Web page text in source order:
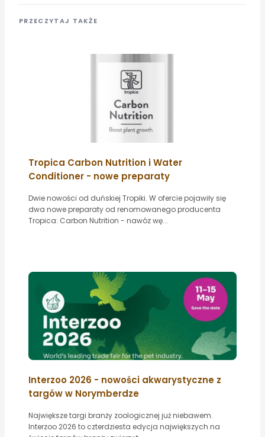
PRZECZYTAJ TAKŻE
Tropica Carbon Nutrition i Water
Conditioner - nowe preparaty
Dwie nowości od duńskiej Tropiki. W ofercie pojawiły się
dwa nowe preparaty od renomowanego producenta
Tropica: Carbon Nutrition - nawóz wę...
Interzoo 2026 - nowości akwarystyczne z
targów w Norymberdze
Największe targi branży zoologicznej już niebawem.
Interzoo 2026 to czterdziesta edycja największych na